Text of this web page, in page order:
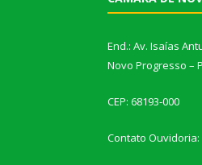
End.: Av. Isaías
Novo Progresso –
CEP: 68193-000
Contato Ouvidoria: